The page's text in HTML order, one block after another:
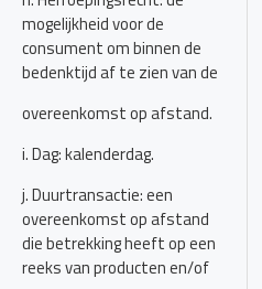
mogelijkheid voor de
consument om binnen de
bedenktijd af te zien van de
overeenkomst op afstand.
i. Dag: kalenderdag.
j. Duurtransactie: een
overeenkomst op afstand
die betrekking heeft op een
reeks van producten en/of